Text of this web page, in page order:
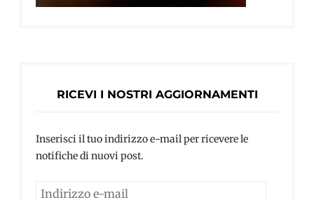
RICEVI I NOSTRI AGGIORNAMENTI
Inserisci il tuo indirizzo e-mail per ricevere le
notifiche di nuovi post.
Indirizzo